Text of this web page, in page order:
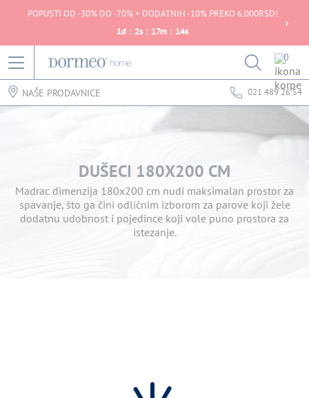
POPUSTI OD -30% DO -70% + DODATNIH -10% PREKO 6.000RSD!
1d : 2s : 17m : 14s
0
NAŠE PRODAVNICE 021 489 26 54
DUŠECI 180X200 CM
Madrac dimenzija 180x200 cm nudi maksimalan prostor za
spavanje, što ga čini odličnim izborom za parove koji žele
dodatnu udobnost i pojedince koji vole puno prostora za
istezanje.